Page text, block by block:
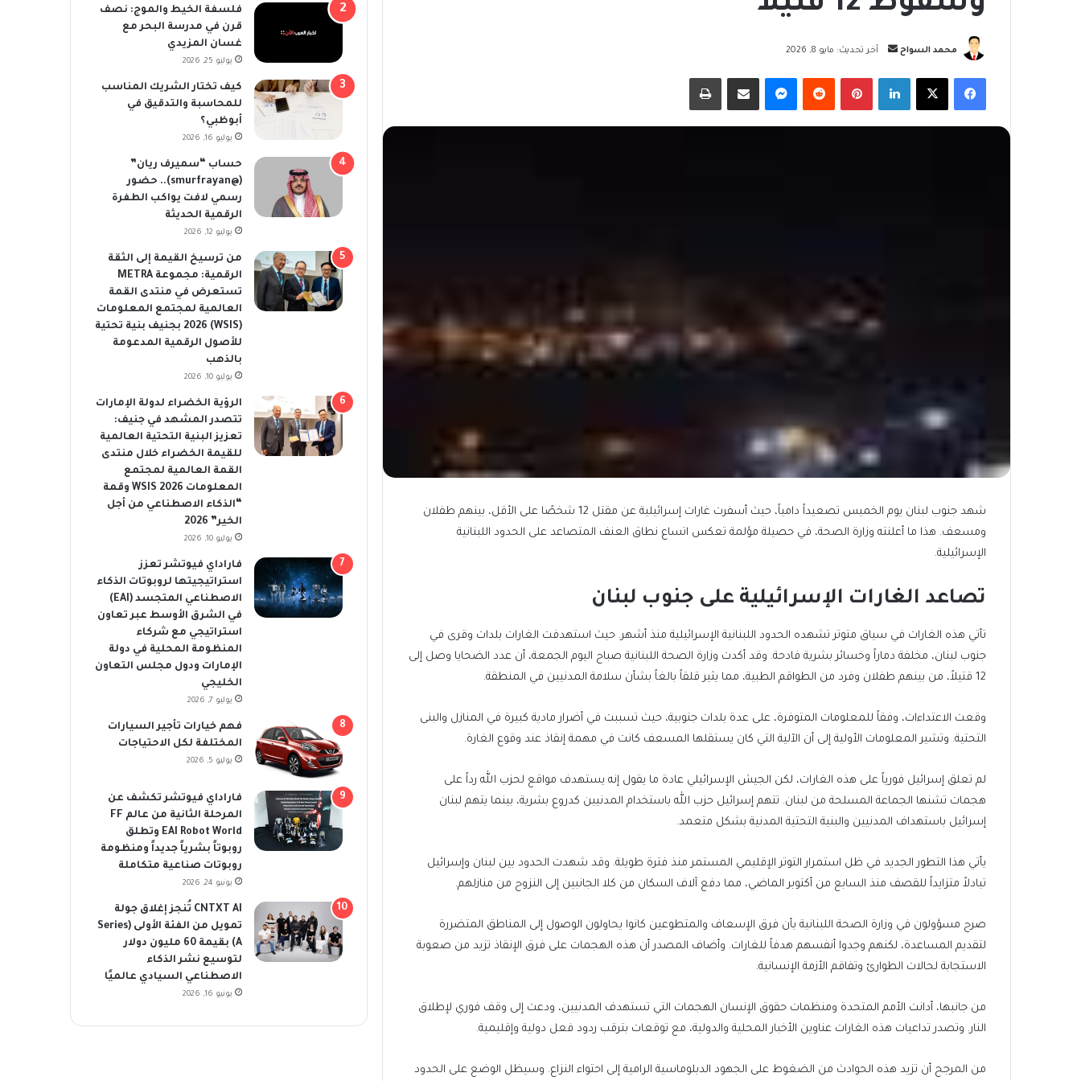
محمد السواح
أرسل
إلكترونيا
آخر تحديث: مايو 8, 2026
فيسبوك‫X لينكدإن بينتيريست ماسنجر مشاركة عبر البريد طباعة
شهد جنوب لبنان يوم الخميس تصعيداً دامياً، حيث أسفرت غارات إسرائيلية عن مقتل 12 شخصًا على الأقل، بينهم طفلان
ومسعف. هذا ما أعلنته وزارة الصحة، في حصيلة مؤلمة تعكس اتساع نطاق العنف المتصاعد على الحدود اللبنانية
الإسرائيلية.
تصاعد الغارات الإسرائيلية على جنوب لبنان
تأتي هذه الغارات في سياق متوتر تشهده الحدود اللبنانية الإسرائيلية منذ أشهر. حيث استهدفت الغارات بلدات وقرى في
جنوب لبنان، مخلفة دماراً وخسائر بشرية فادحة. وقد أكدت وزارة الصحة اللبنانية صباح اليوم الجمعة، أن عدد الضحايا وصل إلى
12 قتيلاً، من بينهم طفلان وفرد من الطواقم الطبية، مما يثير قلقاً بالغاً بشأن سلامة المدنيين في المنطقة.
وقعت الاعتداءات، وفقاً للمعلومات المتوفرة، على عدة بلدات جنوبية، حيث تسببت في أضرار مادية كبيرة في المنازل والبنى
التحتية. وتشير المعلومات الأولية إلى أن الآلية التي كان يستقلها المسعف كانت في مهمة إنقاذ عند وقوع الغارة.
لم تعلق إسرائيل فورياً على هذه الغارات، لكن الجيش الإسرائيلي عادة ما يقول إنه يستهدف مواقع لحزب الله رداً على
هجمات تشنها الجماعة المسلحة من لبنان. تتهم إسرائيل حزب الله باستخدام المدنيين كدروع بشرية، بينما يتهم لبنان
إسرائيل باستهداف المدنيين والبنية التحتية المدنية بشكل متعمد.
يأتي هذا التطور الجديد في ظل استمرار التوتر الإقليمي المستمر منذ فترة طويلة. وقد شهدت الحدود بين لبنان وإسرائيل
تبادلاً متزايداً للقصف منذ السابع من أكتوبر الماضي، مما دفع آلاف السكان من كلا الجانبين إلى النزوح من منازلهم.
صرح مسؤولون في وزارة الصحة اللبنانية بأن فرق الإسعاف والمتطوعين كانوا يحاولون الوصول إلى المناطق المتضررة
لتقديم المساعدة، لكنهم وجدوا أنفسهم هدفاً للغارات. وأضاف المصدر أن هذه الهجمات على فرق الإنقاذ تزيد من صعوبة
الاستجابة لحالات الطوارئ وتفاقم الأزمة الإنسانية.
من جانبها، أدانت الأمم المتحدة ومنظمات حقوق الإنسان الهجمات التي تستهدف المدنيين، ودعت إلى وقف فوري لإطلاق
النار. وتصدر تداعيات هذه الغارات عناوين الأخبار المحلية والدولية، مع توقعات بترقب ردود فعل دولية وإقليمية.
من المرجح أن تزيد هذه الحوادث من الضغوط على الجهود الدبلوماسية الرامية إلى احتواء النزاع. وسيظل الوضع على الحدود
فلسفة الخيط والموج: نصف
قرن في مدرسة البحر مع
غسان المزيدي
يوليو 25, 2026
كيف تختار الشريك المناسب
للمحاسبة والتدقيق في
أبوظبي؟
يوليو 16, 2026
حساب “سميرف ريان”
(@smurfrayan).. حضور
رسمي لافت يواكب الطفرة
الرقمية الحديثة
يوليو 12, 2026
من ترسيخ القيمة إلى الثقة
الرقمية: مجموعة METRA
تستعرض في منتدى القمة
العالمية لمجتمع المعلومات
(WSIS) 2026 بجنيف بنية تحتية
للأصول الرقمية المدعومة
بالذهب
يوليو 10, 2026
الرؤية الخضراء لدولة الإمارات
تتصدر المشهد في جنيف:
تعزيز البنية التحتية العالمية
للقيمة الخضراء خلال منتدى
القمة العالمية لمجتمع
المعلومات WSIS 2026 وقمة
“الذكاء الاصطناعي من أجل
الخير” 2026
يوليو 10, 2026
فاراداي فيوتشر تعزز
استراتيجيتها لروبوتات الذكاء
الاصطناعي المتجسد (EAI)
في الشرق الأوسط عبر تعاون
استراتيجي مع شركاء
المنظومة المحلية في دولة
الإمارات ودول مجلس التعاون
الخليجي
يوليو 7, 2026
فهم خيارات تأجير السيارات
المختلفة لكل الاحتياجات
يوليو 5, 2026
فاراداي فيوتشر تكشف عن
المرحلة الثانية من عالم FF
EAI Robot World وتطلق
روبوتاً بشرياً جديداً ومنظومة
روبوتات صناعية متكاملة
يونيو 24, 2026
CNTXT AI تُنجز إغلاق جولة
تمويل من الفئة الأولى (Series
A) بقيمة 60 مليون دولار
لتوسيع نشر الذكاء
الاصطناعي السيادي عالميًا
يونيو 16, 2026